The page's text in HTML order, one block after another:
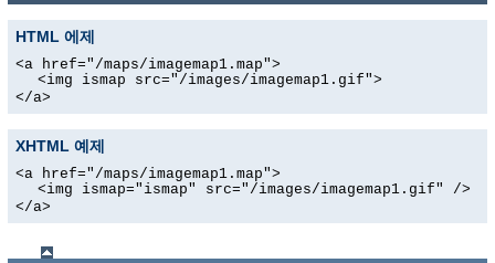
HTML 에제
<a href="/maps/imagemap1.map">
<img ismap src="/images/imagemap1.gif">
</a>
XHTML 예제
<a href="/maps/imagemap1.map">
<img ismap="ismap" src="/images/imagemap1.gif" />
</a>